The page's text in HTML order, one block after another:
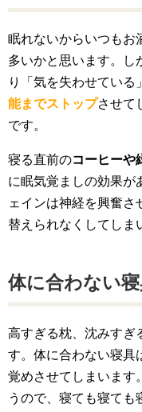
眠れないからいつもお
多いかと思います。し
り「気を失わせている
能までストップさせて
です。
寝る直前のコーヒーや
に眠気覚ましの効果が
ェインは神経を興奮さ
替えられなくしてしま
体に合わない
高すぎる枕、沈みすぎ
す。体に合わない寝具
覚めさせてしまいます
うので、寝ても寝ても